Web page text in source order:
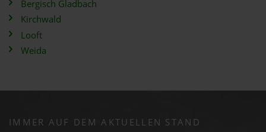
Bergisch Gladbach
Kirchwald
Looft
Weida
IMMER AUF DEM AKTUELLEN STAND